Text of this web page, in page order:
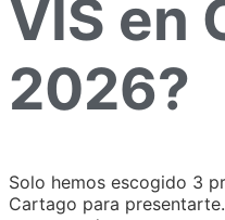
VIS en
2026?
Solo hemos escogido 3
Cartago para